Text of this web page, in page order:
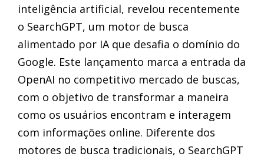
inteligência artificial, revelou recentemente
o SearchGPT, um motor de busca
alimentado por IA que desafia o domínio do
Google. Este lançamento marca a entrada da
OpenAI no competitivo mercado de buscas,
com o objetivo de transformar a maneira
como os usuários encontram e interagem
com informações online. Diferente dos
motores de busca tradicionais, o SearchGPT